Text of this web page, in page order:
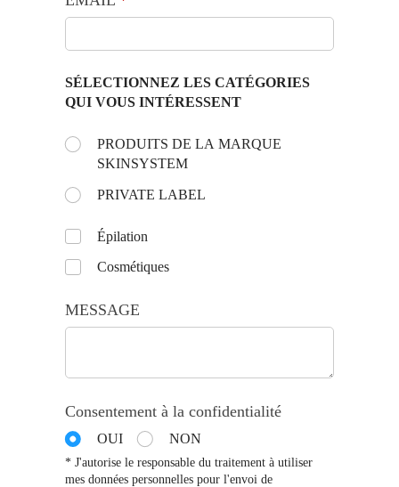
SÉLECTIONNEZ LES CATÉGORIES
QUI VOUS INTÉRESSENT
Choose the day: *
(requis)
PRODUITS DE LA MARQUE
SKINSYSTEM
PRIVATE LABEL
UntitledÉpilation
Cosmétiques
MESSAGE
Consentement à la confidentialité
OUI NON
* J'autorise le responsable du traitement à utiliser
mes données personnelles pour l'envoi de